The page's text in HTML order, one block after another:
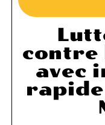
contre
avec